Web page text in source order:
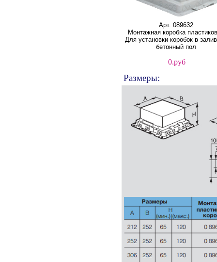
Арт. 089632
Монтажная коробка
Для установки коробок в
бетонный пол
0.руб
Размеры: